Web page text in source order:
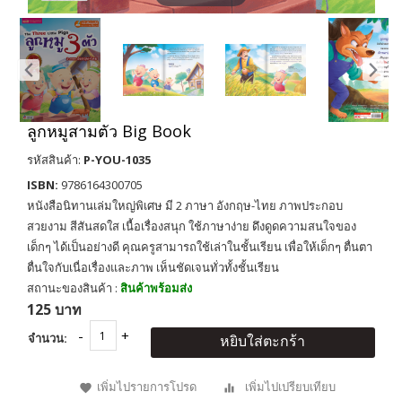
ลูกหมูสามตัว Big Book
รหัสสินค้า: P-YOU-1035
ISBN: 9786164300705
หนังสือนิทานเล่มใหญ่พิเศษ มี 2 ภาษา อังกฤษ-ไทย ภาพประกอบ
สวยงาม สีสันสดใส เนื้อเรื่องสนุก ใช้ภาษาง่าย ดึงดูดความสนใจของ
เด็กๆ ได้เป็นอย่างดี คุณครูสามารถใช้เล่าในชั้นเรียน เพื่อให้เด็กๆ ตื่นตา
ตื่นใจกับเนื่อเรื่องและภาพ เห็นชัดเจนทั่วทั้งชั้นเรียน
สถานะของสินค้า : สินค้าพร้อมส่ง
125 บาท
จำนวน: หยิบใส่ตะกร้า
เพิ่มไปรายการโปรด เพิ่มไปเปรียบเทียบ